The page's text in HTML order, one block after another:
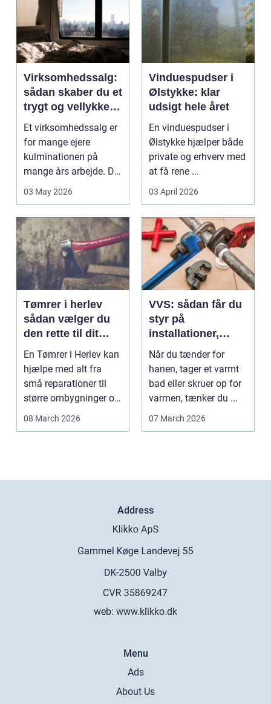
Virksomhedssalg:
sådan skaber du et
trygt og vellykket
salg
Et virksomhedssalg er
for mange ejere
kulminationen på
mange års arbejde. Det
kan være en planlagt
03 May 2026
Vinduespudser i
Ølstykke: klar
udsigt hele året
En vinduespudser i
Ølstykke hjælper både
private og erhverv med
at få rene ...
03 April 2026
Tømrer i herlev
sådan vælger du
den rette til dit
projekt
En Tømrer i Herlev kan
hjælpe med alt fra
små reparationer til
større ombygninger og
tilbygninger. N...
08 March 2026
VVS: sådan får du
styr på
installationer,
komfort og
energiforbrug
Når du tænder for
hanen, tager et varmt
bad eller skruer op for
varmen, tænker du ...
07 March 2026
Address
web: www.klikko.dk
Menu
Ads
About Us